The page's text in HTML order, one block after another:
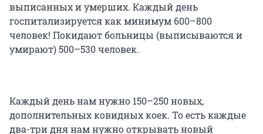
выписанных и умерших. Каждый день
госпитализируется как минимум 600–800
человек! Покидают больницы (выписываются и
умирают) 500–530 человек.
Каждый день нам нужно 150–250 новых,
дополнительных ковидных коек. То есть каждые
два-три дня нам нужно открывать новый